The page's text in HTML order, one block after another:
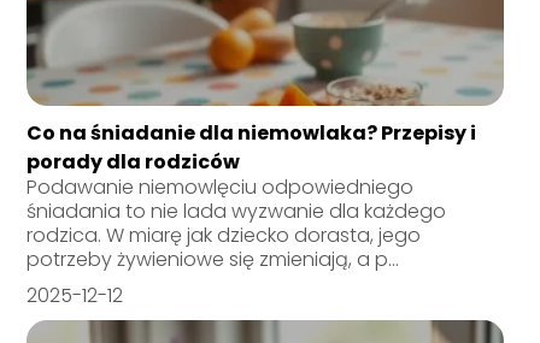
Co na śniadanie dla niemowlaka? Przepisy i
porady dla rodziców
Podawanie niemowlęciu odpowiedniego
śniadania to nie lada wyzwanie dla każdego
rodzica. W miarę jak dziecko dorasta, jego
potrzeby żywieniowe się zmieniają, a p...
2025-12-12